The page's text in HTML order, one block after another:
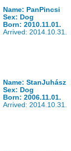
Name: PanPincsi
Sex: Dog
Born: 2010.11.01.
Arrived: 2014.10.31.
Name: StanJuhász
Sex: Dog
Born: 2006.11.01.
Arrived: 2014.10.31.